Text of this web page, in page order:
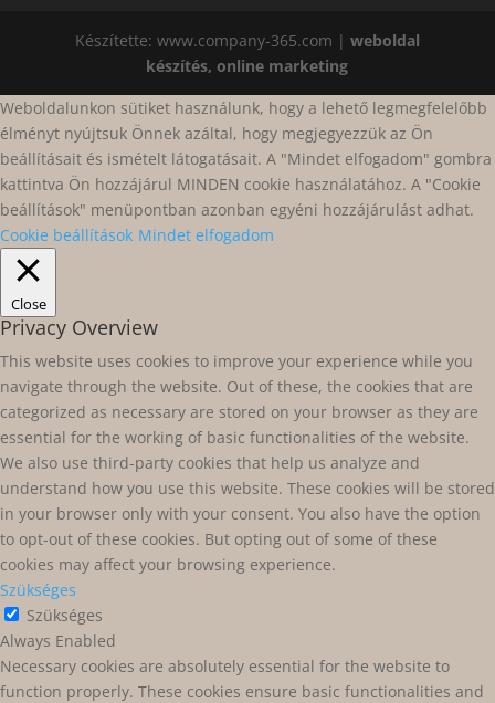
Készítette: www.company-365.com | weboldal
készítés, online marketing
Weboldalunkon sütiket használunk, hogy a lehető legmegfelelőbb
élményt nyújtsuk Önnek azáltal, hogy megjegyezzük az Ön
beállításait és ismételt látogatásait. A "Mindet elfogadom" gombra
kattintva Ön hozzájárul MINDEN cookie használatához. A "Cookie
beállítások" menüpontban azonban egyéni hozzájárulást adhat.
Cookie beállítások Mindet elfogadom
Close
Privacy Overview
This website uses cookies to improve your experience while you
navigate through the website. Out of these, the cookies that are
categorized as necessary are stored on your browser as they are
essential for the working of basic functionalities of the website.
We also use third-party cookies that help us analyze and
understand how you use this website. These cookies will be stored
in your browser only with your consent. You also have the option
to opt-out of these cookies. But opting out of some of these
cookies may affect your browsing experience.
Szükséges
Szükséges
Always Enabled
Necessary cookies are absolutely essential for the website to
function properly. These cookies ensure basic functionalities and